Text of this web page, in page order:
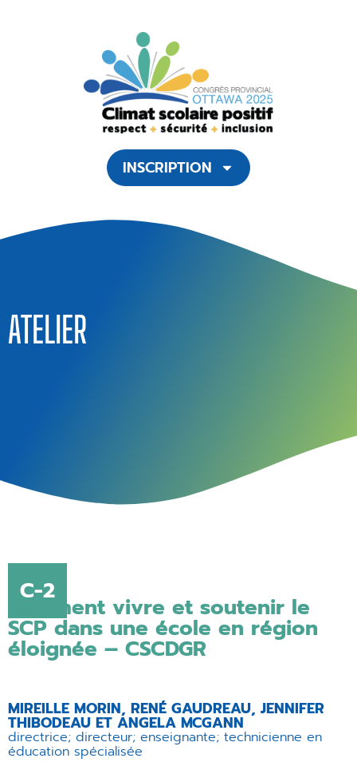
INSCRIPTION
ATELIER
C-2
Comment vivre et soutenir le
SCP dans une école en région
éloignée – CSCDGR
MIREILLE MORIN, RENÉ GAUDREAU, JENNIFER
THIBODEAU ET ANGELA MCGANN
directrice; directeur; enseignante; technicienne en
éducation spécialisée